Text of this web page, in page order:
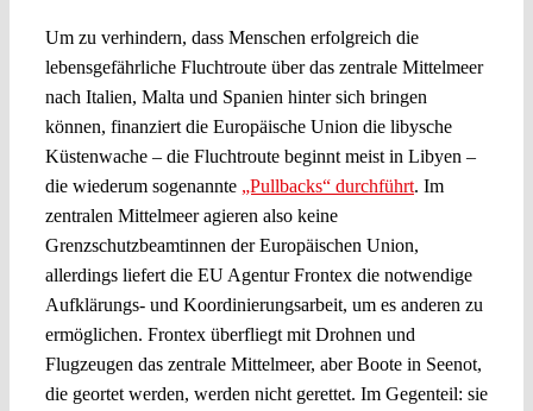
Um zu verhindern, dass Menschen erfolgreich die
lebensgefährliche Fluchtroute über das zentrale Mittelmeer
nach Italien, Malta und Spanien hinter sich bringen
können, finanziert die Europäische Union die libysche
Küstenwache – die Fluchtroute beginnt meist in Libyen –
die wiederum sogenannte „Pullbacks“ durchführt. Im
zentralen Mittelmeer agieren also keine
Grenzschutzbeamtinnen der Europäischen Union,
allerdings liefert die EU Agentur Frontex die notwendige
Aufklärungs- und Koordinierungsarbeit, um es anderen zu
ermöglichen. Frontex überfliegt mit Drohnen und
Flugzeugen das zentrale Mittelmeer, aber Boote in Seenot,
die geortet werden, werden nicht gerettet. Im Gegenteil: sie